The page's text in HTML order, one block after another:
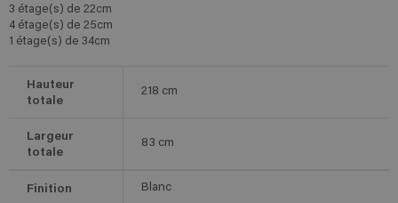
3 étage(s) de 22cm
4 étage(s) de 25cm
1 étage(s) de 34cm
Hauteur
totale
218 cm
Largeur
totale
83 cm
Finition Blanc